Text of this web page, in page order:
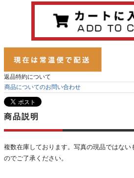
返品特約について
商品についてのお問い合わせ
商品説明
複数在庫しております。写真の現品ではない
のでご了承ください。